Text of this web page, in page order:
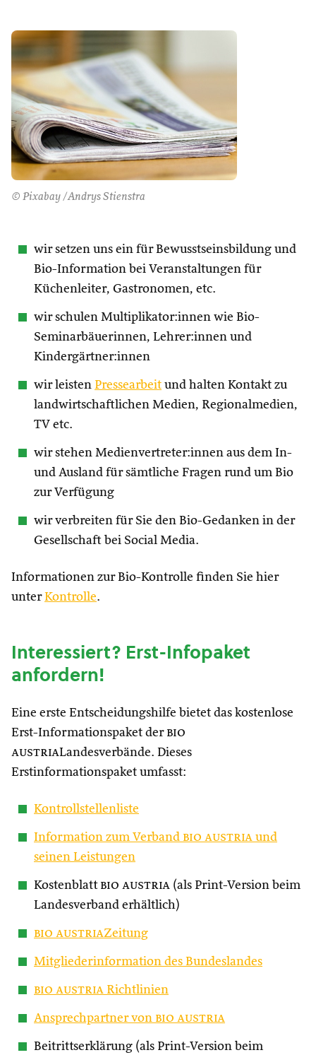
© Pixabay /Andrys Stienstra
wir setzen uns ein für Bewusstseinsbildung und
Bio-Information bei Veranstaltungen für
Küchenleiter, Gastronomen, etc.
wir schulen Multiplikator:innen wie Bio-
Seminarbäuerinnen, Lehrer:innen und
Kindergärtner:innen
wir leisten Pressearbeit und halten Kontakt zu
landwirtschaftlichen Medien, Regionalmedien,
TV etc.
wir stehen Medienvertreter:innen aus dem In-
und Ausland für sämtliche Fragen rund um Bio
zur Verfügung
wir verbreiten für Sie den Bio-Gedanken in der
Gesellschaft bei Social Media.
Informationen zur Bio-Kontrolle finden Sie hier
unterKontrolle.
Interessiert? Erst-Infopaket
anfordern!
Eine erste Entscheidungshilfe bietet das kostenlose
Erst-Informationspaket der bio
austriaLandesverbände. Dieses
Erstinformationspaket umfasst:
Kontrollstellenliste
Information zum Verband bio austria und
seinen Leistungen
Kostenblatt bio austria (als Print-Version beim
Landesverband erhältlich)
bio austriaZeitung
Mitgliederinformation des Bundeslandes
bio austria Richtlinien
Ansprechpartner von bio austria
Beitrittserklärung (als Print-Version beim